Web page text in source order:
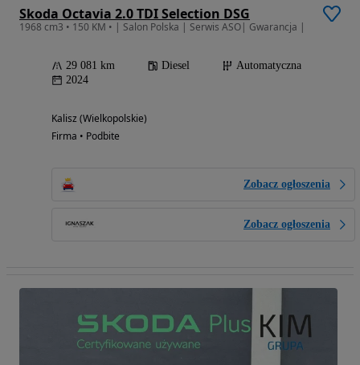
Skoda Octavia 2.0 TDI Selection DSG
1968 cm3 • 150 KM • | Salon Polska | Serwis ASO| Gwarancja |
29 081 km Diesel
Automatyczna
2024
Kalisz (Wielkopolskie)
Firma • Podbite
Zobacz ogłoszenia
Zobacz ogłoszenia